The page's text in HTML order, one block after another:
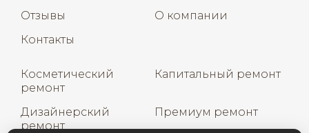
Отзывы
О компании
Контакты
Косметический
ремонт
Капитальный ремонт
Дизайнерский
ремонт
Премиум ремонт